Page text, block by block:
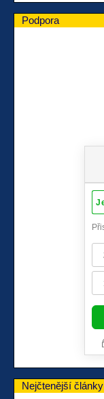
Podpora
Nejčtenější články